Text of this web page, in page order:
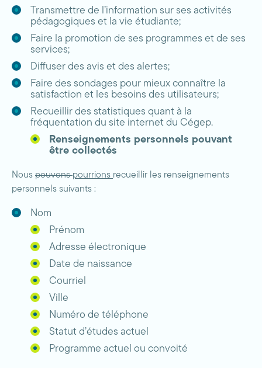
Transmettre de l’information sur ses activités
pédagogiques et la vie étudiante;
Faire la promotion de ses programmes et de ses
services;
Diffuser des avis et des alertes;
Faire des sondages pour mieux connaître la
satisfaction et les besoins des utilisateurs;
Recueillir des statistiques quant à la
fréquentation du site internet du Cégep.
Renseignements personnels pouvant
être collectés
Nous pouvonspourrions recueillir les renseignements
personnels suivants :
Nom
Prénom
Adresse électronique
Date de naissance
Courriel
Ville
Numéro de téléphone
Statut d’études actuel
Programme actuel ou convoité